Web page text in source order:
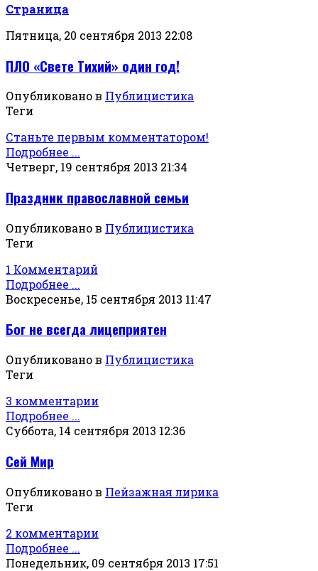
Страница
Пятница, 20 сентября 2013 22:08
ПЛО «Свете Тихий» один год!
Опубликовано в Публицистика
Теги
Станьте первым комментатором!
Подробнее ...
Четверг, 19 сентября 2013 21:34
Праздник православной семьи
Опубликовано в Публицистика
Теги
1 Комментарий
Подробнее ...
Воскресенье, 15 сентября 2013 11:47
Бог не всегда лицеприятен
Опубликовано в Публицистика
Теги
3 комментарии
Подробнее ...
Суббота, 14 сентября 2013 12:36
Сей Мир
Опубликовано в Пейзажная лирика
Теги
2 комментарии
Подробнее ...
Понедельник, 09 сентября 2013 17:51